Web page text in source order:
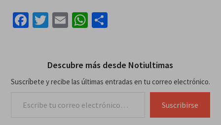
Facebook
Twitter
EmailWhatsApp
Compartir
Descubre más desde Notiultimas
Suscríbete y recibe las últimas entradas en tu correo electrónico.
Suscribirse